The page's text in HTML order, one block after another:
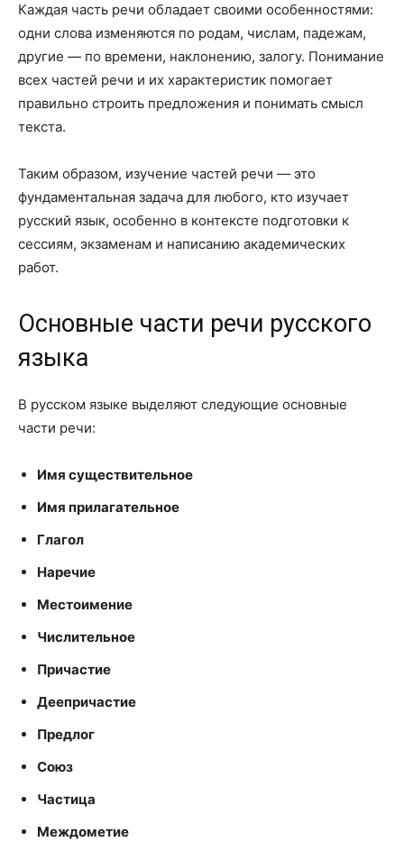
Каждая часть речи обладает своими особенностями:
одни слова изменяются по родам, числам, падежам,
другие — по времени, наклонению, залогу. Понимание
всех частей речи и их характеристик помогает
правильно строить предложения и понимать смысл
текста.
Таким образом, изучение частей речи — это
фундаментальная задача для любого, кто изучает
русский язык, особенно в контексте подготовки к
сессиям, экзаменам и написанию академических
работ.
Основные части речи русского
языка
В русском языке выделяют следующие основные
части речи:
Имя существительное
Имя прилагательное
Глагол
Наречие
Местоимение
Числительное
Причастие
Деепричастие
Предлог
Союз
Частица
Междометие